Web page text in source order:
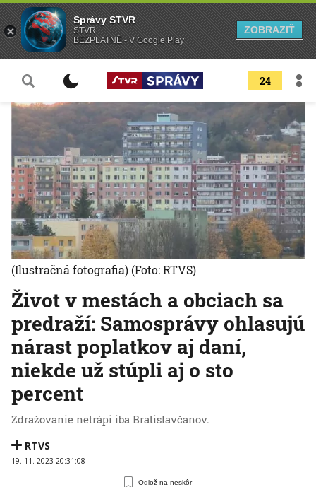
24
Život v mestách a obciach sa
predraží: Samosprávy ohlasujú
nárast poplatkov aj daní,
niekde už stúpli aj o sto
percent
Zdražovanie netrápi iba Bratislavčanov.
RTVS
19. 11. 2023 20:31:08
Odlož na neskôr
(Ilustračná fotografia) (Foto: RTVS)
Správy STVR
STVR
BEZPLATNÉ - V Google Play
ZOBRAZIŤ